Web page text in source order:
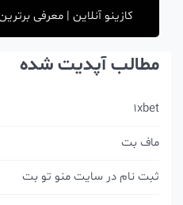
کازینو آنلاین | معرفی
مطالب آپدیت شده
1xbet
ماف بت
ثبت نام در سایت منو تو بت